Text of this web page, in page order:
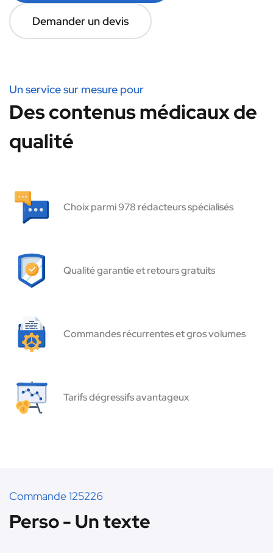
Demander un devis
Un service sur mesure pour
Des contenus médicaux de
qualité
Choix parmi 978 rédacteurs spécialisés
Qualité garantie et retours gratuits
Commandes récurrentes et gros volumes
Tarifs dégressifs avantageux
Commande 125226
Perso - Un texte